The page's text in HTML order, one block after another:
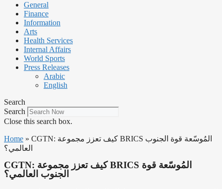
General
Finance
Information
Arts
Health Services
Internal Affairs
World Sports
Press Releases
Arabic
English
Search
Search
Close this search box.
Home » CGTN: كيف تعزز مجموعة BRICS المُوسّعة قوة الجنوب
العالمي؟
CGTN: كيف تعزز مجموعة BRICS المُوسّعة قوة
الجنوب العالمي؟